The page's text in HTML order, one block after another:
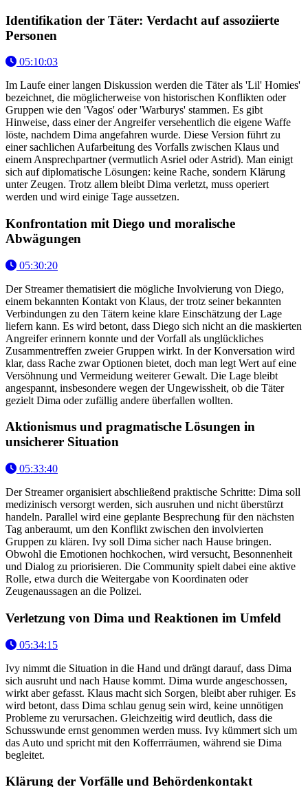
Identifikation der Täter: Verdacht auf assoziierte
Personen
05:10:03
Im Laufe einer langen Diskussion werden die Täter als 'Lil' Homies'
bezeichnet, die möglicherweise von historischen Konflikten oder
Gruppen wie den 'Vagos' oder 'Warburys' stammen. Es gibt
Hinweise, dass einer der Angreifer versehentlich die eigene Waffe
löste, nachdem Dima angefahren wurde. Diese Version führt zu
einer sachlichen Aufarbeitung des Vorfalls zwischen Klaus und
einem Ansprechpartner (vermutlich Asriel oder Astrid). Man einigt
sich auf diplomatische Lösungen: keine Rache, sondern Klärung
unter Zeugen. Trotz allem bleibt Dima verletzt, muss operiert
werden und wird einige Tage aussetzen.
Konfrontation mit Diego und moralische
Abwägungen
05:30:20
Der Streamer thematisiert die mögliche Involvierung von Diego,
einem bekannten Kontakt von Klaus, der trotz seiner bekannten
Verbindungen zu den Tätern keine klare Einschätzung der Lage
liefern kann. Es wird betont, dass Diego sich nicht an die maskierten
Angreifer erinnern konnte und der Vorfall als unglückliches
Zusammentreffen zweier Gruppen wirkt. In der Konversation wird
klar, dass Rache zwar Optionen bietet, doch man legt Wert auf eine
Versöhnung und Vermeidung weiterer Gewalt. Die Lage bleibt
angespannt, insbesondere wegen der Ungewissheit, ob die Täter
gezielt Dima oder zufällig andere überfallen wollten.
Aktionismus und pragmatische Lösungen in
unsicherer Situation
05:33:40
Der Streamer organisiert abschließend praktische Schritte: Dima soll
medizinisch versorgt werden, sich ausruhen und nicht überstürzt
handeln. Parallel wird eine geplante Besprechung für den nächsten
Tag anberaumt, um den Konflikt zwischen den involvierten
Gruppen zu klären. Ivy soll Dima sicher nach Hause bringen.
Obwohl die Emotionen hochkochen, wird versucht, Besonnenheit
und Dialog zu priorisieren. Die Community spielt dabei eine aktive
Rolle, etwa durch die Weitergabe von Koordinaten oder
Zeugenaussagen an die Polizei.
Verletzung von Dima und Reaktionen im Umfeld
05:34:15
Ivy nimmt die Situation in die Hand und drängt darauf, dass Dima
sich ausruht und nach Hause kommt. Dima wurde angeschossen,
wirkt aber gefasst. Klaus macht sich Sorgen, bleibt aber ruhiger. Es
wird betont, dass Dima schlau genug sein wird, keine unnötigen
Probleme zu verursachen. Gleichzeitig wird deutlich, dass die
Schusswunde ernst genommen werden muss. Ivy kümmert sich um
das Auto und spricht mit den Kofferrräumen, während sie Dima
begleitet.
Klärung der Vorfälle und Behördenkontakt